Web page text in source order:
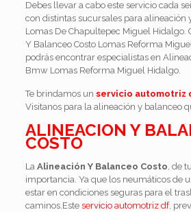
Debes llevar a cabo este servicio cada
con distintas sucursales para alineación
Lomas De Chapultepec Miguel Hidalgo.
Y Balanceo Costo Lomas Reforma
podrás encontrar especialistas en
Bmw Lomas Reforma Miguel Hidalgo.
Te brindamos un servicio automotriz
Visitanos para la alineación y balanceo
ALINEACION Y
COSTO
La Alineación Y Balanceo Costo, de
importancia. Ya que los neumáticos de
estar en condiciones seguras para el
caminos.Este servicio automotriz df,